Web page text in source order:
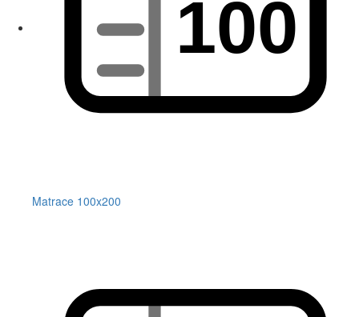
Matrace 100x200